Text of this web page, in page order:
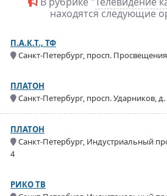
находятся следующие
П.А.К.Т., ТФ
Санкт-Петербург, просп.
ПЛАТОН
Санкт-Петербург, просп. Ударников, д.
ПЛАТОН
Санкт-Петербург, Индустриальный
4
РИКО ТВ